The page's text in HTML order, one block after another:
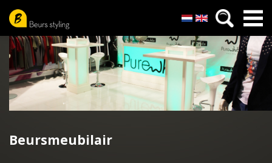
Nederlands
English
Overslaan
en
naar
de
inhoud
gaan
Beursmeubilair